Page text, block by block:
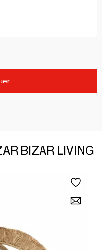
BIZAR LIVING